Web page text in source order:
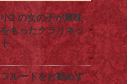
小2 の女の子が興味
をもったクラリネッ
ト
フルートをお勧めす